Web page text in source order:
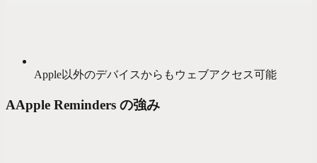
Apple以外のデバイスからもウェブアクセス可能
AApple Reminders の強み